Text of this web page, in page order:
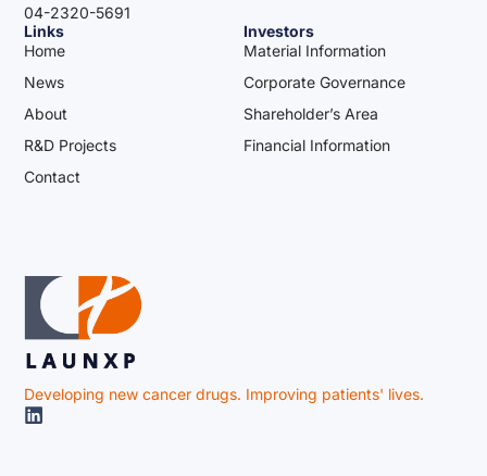
Developing new cancer drugs. Improving patients' lives.
Links
Home
News
About
R&D Projects
Contact
Investors
Material Information
Corporate Governance
Shareholder’s Area
Financial Information
04-2320-5691